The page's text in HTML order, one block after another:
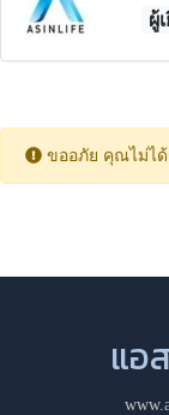
ผู้
ขออภัย คุณไม่ไ
แอ